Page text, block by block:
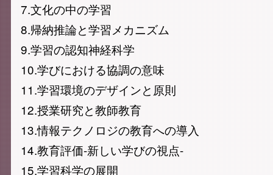
7.文化の中の学習
8.帰納推論と学習メカニズム
9.学習の認知神経科学
10.学びにおける協調の意味
11.学習環境のデザインと原則
12.授業研究と教師教育
13.情報テクノロジの教育への導入
14.教育評価-新しい学びの視点-
15.学習科学の展開